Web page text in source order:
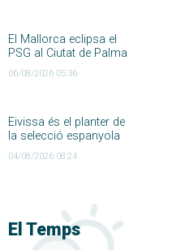
El Mallorca eclipsa el
PSG al Ciutat de Palma
06/08/2026 05:36
Eivissa és el planter de
la selecció espanyola
04/08/2026 08:24
El Temps